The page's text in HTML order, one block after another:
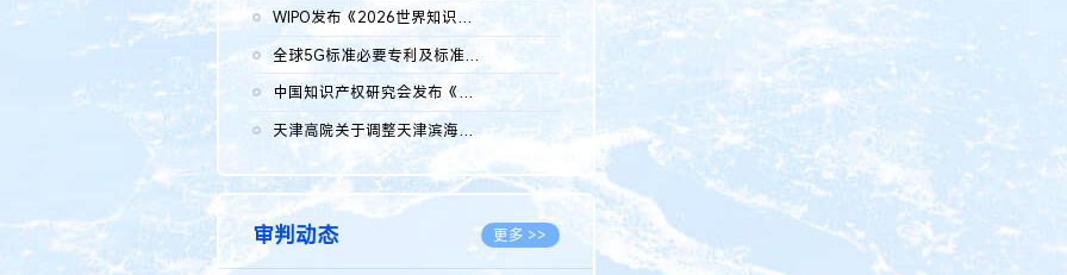
WIPO发布《2026世界知识产权报告》 含报告全文
2026.05.14
全球5G标准必要专利及标准提案研究报告（2026年）全文发布
2026.05.08
中国知识产权研究会发布《2025年度中国企业海外知识产权纠纷调查...
天津高院关于调整天津滨海高新技术产业开发区华苑科技园一审普通...
审判动态 更多 >>